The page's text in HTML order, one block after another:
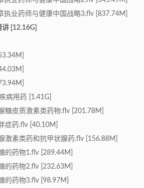
执业药师与健康中国战略3.flv [837.74M]
[12.16G]
病用药 [1.41G]
糖皮质激素类药物.flv [201.78M]
症药.flv [40.10M]
激素类药和抗甲状腺药.flv [156.88M]
的药物1.flv [289.44M]
的药物2.flv [232.63M]
的药物3.flv [98.97M]